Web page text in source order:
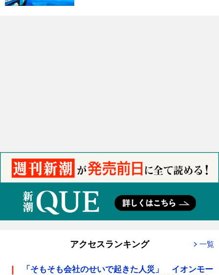
アクセスランキング 一覧
「そもそも会社のせいで起きた人災」 イオンモー